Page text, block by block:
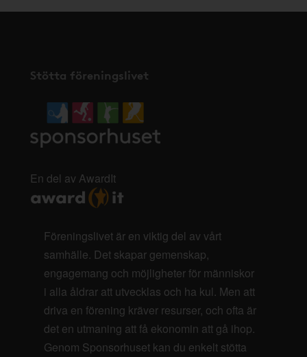
Stötta föreningslivet
En del av AwardIt
Föreningslivet är en viktig del av vårt
samhälle. Det skapar gemenskap,
engagemang och möjligheter för människor
i alla åldrar att utvecklas och ha kul. Men att
driva en förening kräver resurser, och ofta är
det en utmaning att få ekonomin att gå ihop.
Genom Sponsorhuset kan du enkelt stötta